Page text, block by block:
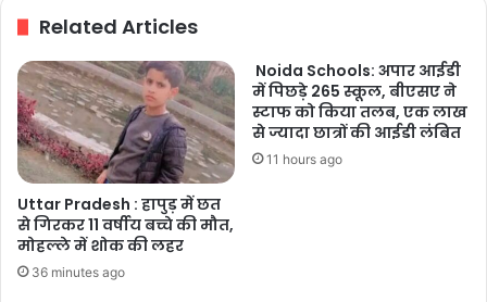
Related Articles
Uttar Pradesh : हापुड़ में छत
से गिरकर 11 वर्षीय बच्चे की मौत,
मोहल्ले में शोक की लहर
36 minutes ago
Noida Schools: अपार आईडी
में पिछड़े 265 स्कूल, बीएसए ने
स्टाफ को किया तलब, एक लाख
से ज्यादा छात्रों की आईडी लंबित
11 hours ago